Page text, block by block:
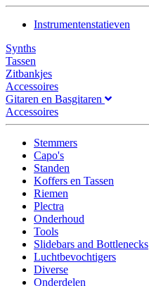
Instrumentenstatieven
Synths
Tassen
Zitbankjes
Accessoires
Gitaren en Basgitaren
Accessoires
Stemmers
Capo's
Standen
Koffers en Tassen
Riemen
Plectra
Onderhoud
Tools
Slidebars and Bottlenecks
Luchtbevochtigers
Diverse
Onderdelen